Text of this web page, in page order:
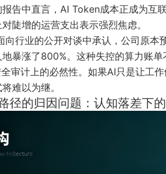
告中直言，AI Token成本正成为
陡增的运营支出表示强烈焦虑。
向行业的公开对谈中承认，公司原
暴涨了800%。这种失控的算力账
审计上的必然性。如果AI只是让工
难以为继。
径的归因问题：认知落差下